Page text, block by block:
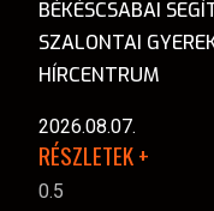
BÉKÉSCSABAI
SZALONTAI
HÍRCENTRUM
2026.08.07.
RÉSZLETEK +